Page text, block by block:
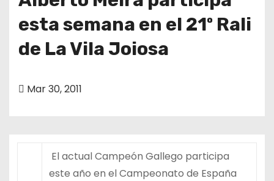
esta semana en el 21º Rali
de La Vila Joiosa
Mar 30, 2011
El actual Campeón Gallego participa
este año en el Campeonato de España